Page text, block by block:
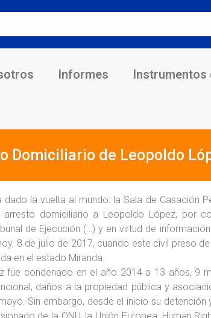
Informes Instrumentos
Domiciliario de Leopoldo
dado la vuelta al mundo: la Sala de Casación
arresto domiciliario a Leopoldo López, por
de Ejecución (…) y en virtud de
8 de julio de 2017, cuando este civil preso
en el estado Miranda.
fue condenado en el año 2014 a 13 años, 9
daños a la propiedad pública y
Sin embargo, desde el inicio su